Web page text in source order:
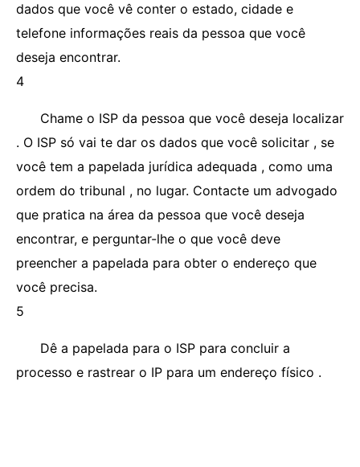
dados que você vê conter o estado, cidade e
telefone informações reais da pessoa que você
deseja encontrar.
4
Chame o ISP da pessoa que você deseja localizar
. O ISP só vai te dar os dados que você solicitar , se
você tem a papelada jurídica adequada , como uma
ordem do tribunal , no lugar. Contacte um advogado
que pratica na área da pessoa que você deseja
encontrar, e perguntar-lhe o que você deve
preencher a papelada para obter o endereço que
você precisa.
5
Dê a papelada para o ISP para concluir a
processo e rastrear o IP para um endereço físico .